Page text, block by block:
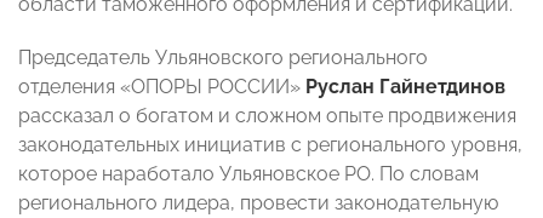
Председатель Ульяновского регионального
отделения «ОПОРЫ РОССИИ» Руслан Гайнетдинов
рассказал о богатом и сложном опыте продвижения
законодательных инициатив с регионального уровня,
которое наработало Ульяновское РО. По словам
регионального лидера, провести законодательную